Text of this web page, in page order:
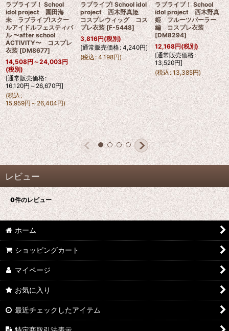
ラブライブ！ School
idol project 園田海
未 ラブライブ!スクー
ルアイドルフェスティバ
ル 〜after school
ACTIVITY〜 コスプレ
衣装 [DM8677]
14,508円～24,003円
(税別)
[通常販売価格:
16,120円～26,670円]
(税込:
15,959円～26,404円)
ラブライブ! School idol
project 西木野真姫
コスプレウィッグ コス
プレ衣装 [F-5448]
3,816円(税別)
[通常販売価格: 4,240円]
(税込: 4,198円)
ラブライブ！ School
idol project 西木野真
姫 フルーツパーラー
編 コスプレ衣装
[DM8294]
12,168円(税別)
[通常販売価格:
13,520円]
(税込: 13,385円)
レビュー
0件のレビュー
ホーム
ショッピングカート
マイページ
お気に入り
最近チェックしたアイテム